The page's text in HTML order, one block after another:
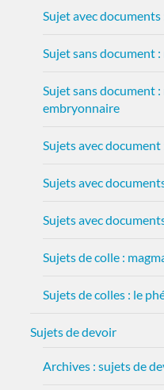
Sujet avec
Sujet sans document
Sujet sans document
embryonnaire
Sujets avec document
Sujets avec
Sujets avec
Sujets de colle :
Sujets de colles : le
Sujets de devoir
Archives : sujets de